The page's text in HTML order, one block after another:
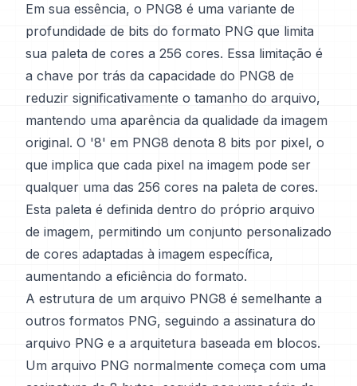
Em sua essência, o PNG8 é uma variante de
profundidade de bits do formato PNG que limita
sua paleta de cores a 256 cores. Essa limitação é
a chave por trás da capacidade do PNG8 de
reduzir significativamente o tamanho do arquivo,
mantendo uma aparência da qualidade da imagem
original. O '8' em PNG8 denota 8 bits por pixel, o
que implica que cada pixel na imagem pode ser
qualquer uma das 256 cores na paleta de cores.
Esta paleta é definida dentro do próprio arquivo
de imagem, permitindo um conjunto personalizado
de cores adaptadas à imagem específica,
aumentando a eficiência do formato.
A estrutura de um arquivo PNG8 é semelhante a
outros formatos PNG, seguindo a assinatura do
arquivo PNG e a arquitetura baseada em blocos.
Um arquivo PNG normalmente começa com uma